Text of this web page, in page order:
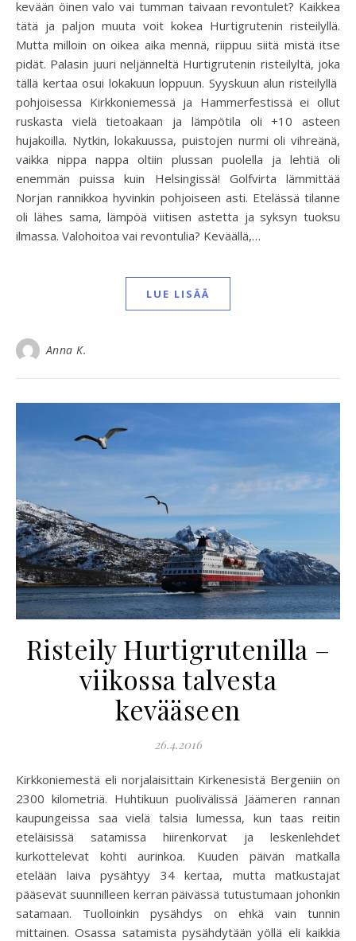
kevään öinen valo vai tumman taivaan revontulet? Kaikkea
tätä ja paljon muuta voit kokea Hurtigrutenin risteilyllä.
Mutta milloin on oikea aika mennä, riippuu siitä mistä itse
pidät. Palasin juuri neljänneltä Hurtigrutenin risteilyltä, joka
tällä kertaa osui lokakuun loppuun. Syyskuun alun risteilyllä
pohjoisessa Kirkkoniemessä ja Hammerfestissä ei ollut
ruskasta vielä tietoakaan ja lämpötila oli +10 asteen
hujakoilla. Nytkin, lokakuussa, puistojen nurmi oli vihreänä,
vaikka nippa nappa oltiin plussan puolella ja lehtiä oli
enemmän puissa kuin Helsingissä! Golfvirta lämmittää
Norjan rannikkoa hyvinkin pohjoiseen asti. Etelässä tilanne
oli lähes sama, lämpöä viitisen astetta ja syksyn tuoksu
ilmassa. Valohoitoa vai revontulia? Keväällä,…
LUE LISÄÄ
Anna K.
Risteily Hurtigrutenilla –
viikossa talvesta
kevääseen
26.4.2016
Kirkkoniemestä eli norjalaisittain Kirkenesistä Bergeniin on
2300 kilometriä. Huhtikuun puolivälissä Jäämeren rannan
kaupungeissa saa vielä talsia lumessa, kun taas reitin
eteläisissä satamissa hiirenkorvat ja leskenlehdet
kurkottelevat kohti aurinkoa. Kuuden päivän matkalla
etelään laiva pysähtyy 34 kertaa, mutta matkustajat
pääsevät suunnilleen kerran päivässä tutustumaan johonkin
satamaan. Tuolloinkin pysähdys on ehkä vain tunnin
mittainen. Osassa satamista pysähdytään yöllä eli kaikkia